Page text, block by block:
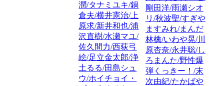
潤/タナミユキ/鍋
倉夫/横井憲治/上
原求/新井和也/浦
沢直樹/水瀬マユ/
佐久間力/西荻弓
絵/足立金太郎/浄
土るる/田島シュ
ウ/ホイチョイ・
剛田洋/雨瀬シオ
リ/秋波聖/すぎや
ますみれ/まんだ
林檎/いわや晃/川
原杏奈/永井聡/し
ろまんた/野性爆
弾くっきー！/末
次由紀/たかばや